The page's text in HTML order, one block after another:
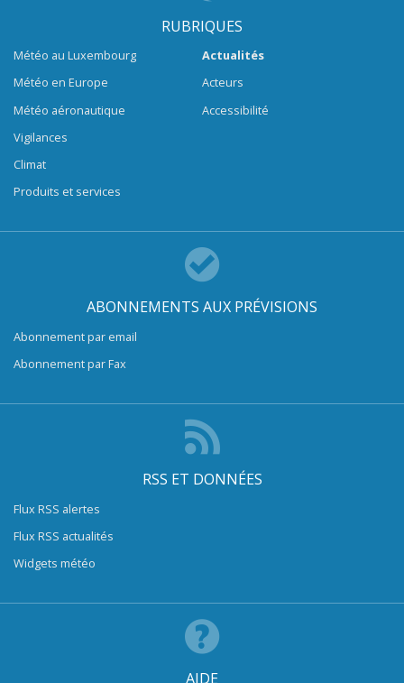
RUBRIQUES
Météo au Luxembourg
Météo en Europe
Météo aéronautique
Vigilances
Climat
Produits et services
Actualités
Acteurs
Accessibilité
ABONNEMENTS AUX PRÉVISIONS
Abonnement par email
Abonnement par Fax
RSS ET DONNÉES
Flux RSS alertes
Flux RSS actualités
Widgets météo
AIDE